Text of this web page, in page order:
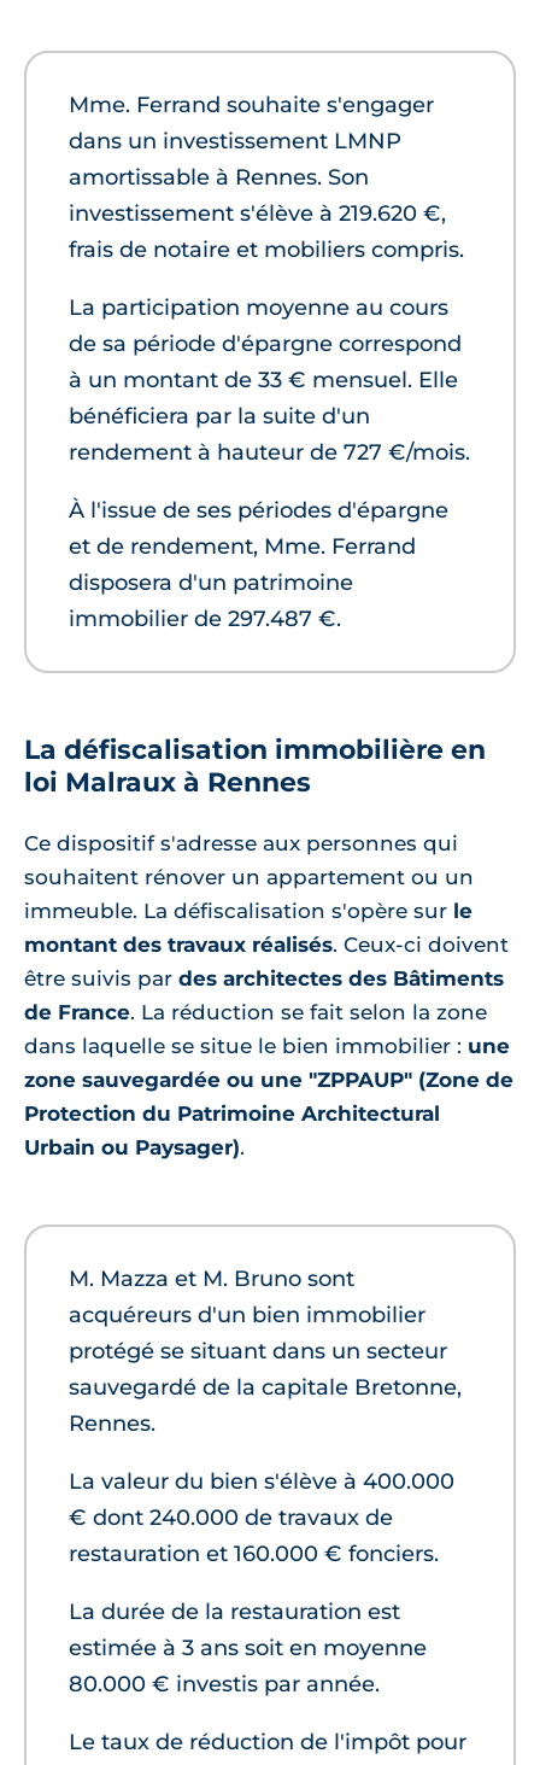
Mme. Ferrand souhaite s'engager
dans un investissement LMNP
amortissable à Rennes. Son
investissement s'élève à 219.620 €,
frais de notaire et mobiliers compris.
La participation moyenne au cours
de sa période d'épargne correspond
à un montant de 33 € mensuel. Elle
bénéficiera par la suite d'un
rendement à hauteur de 727 €/mois.
À l'issue de ses périodes d'épargne
et de rendement, Mme. Ferrand
disposera d'un patrimoine
immobilier de 297.487 €.
La défiscalisation immobilière en
loi Malraux à Rennes
Ce dispositif s'adresse aux personnes qui
souhaitent rénover un appartement ou un
immeuble. La défiscalisation s'opère sur le
montant des travaux réalisés. Ceux-ci doivent
être suivis par des architectes des Bâtiments
de France. La réduction se fait selon la zone
dans laquelle se situe le bien immobilier : une
zone sauvegardée ou une "ZPPAUP" (Zone de
Protection du Patrimoine Architectural
Urbain ou Paysager).
M. Mazza et M. Bruno sont
acquéreurs d'un bien immobilier
protégé se situant dans un secteur
sauvegardé de la capitale Bretonne,
Rennes.
La valeur du bien s'élève à 400.000
€ dont 240.000 de travaux de
restauration et 160.000 € fonciers.
La durée de la restauration est
estimée à 3 ans soit en moyenne
80.000 € investis par année.
Le taux de réduction de l'impôt pour